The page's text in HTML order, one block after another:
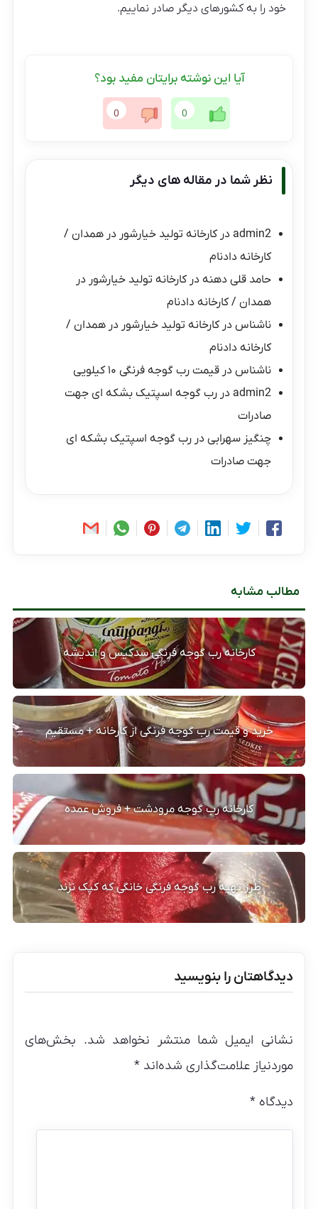
خود را به کشورهای دیگر صادر نماییم‌.
آیا این نوشته برایتان مفید بود؟
0
0
نظر شما در مقاله های دیگر
admin2 درکارخانه تولید خیارشور در همدان /
کارخانه دادنام
حامد قلی دهنه درکارخانه تولید خیارشور در
همدان / کارخانه دادنام
ناشناس درکارخانه تولید خیارشور در همدان /
کارخانه دادنام
ناشناس درقیمت رب گوجه فرنگی ۱۰ کیلویی
admin2 دررب گوجه اسپتیک بشکه ای جهت
صادرات
چنگیز سهرابی دررب گوجه اسپتیک بشکه ای
جهت صادرات
مطالب مشابه
کارخانه رب گوجه فرنگی سدکیس و اندیشه
خرید و قیمت رب گوجه فرنگی از کارخانه + مستقیم
کارخانه رب گوجه مرودشت + فروش عمده
طرز تهیه رب گوجه فرنگی خانگی که کپک نزند
دیدگاهتان را بنویسید
نشانی ایمیل شما منتشر نخواهد شد. بخش‌های
موردنیاز علامت‌گذاری شده‌اند*
دیدگاه*